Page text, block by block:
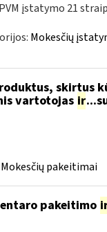
įstatymo 21
Mokesčių
skirtus
vartotojas ir
Mokesčių pakeitimai
pakeitimo